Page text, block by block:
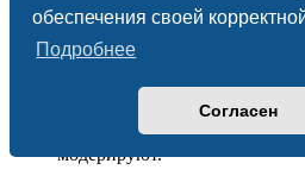
обеспечения своей
Подробнее
Согласен
Вернуться к началу
На этой странице вы
модераторов конференции
такую как сведения о
модерируют.